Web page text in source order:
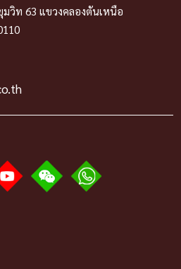
วิท 63 แขวงคลองตันเหนือ